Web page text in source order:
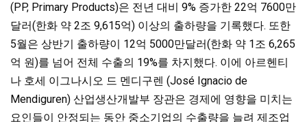
(PP, Primary Products)은 전년 대비 9% 증가한 22억 7600만
달러(한화 약 2조 9,615억) 이상의 출하량을 기록했다. 또한
5월은 상반기 출하량이 12억 5000만달러(한화 약 1조 6,265
억 원)를 넘어 전체 수출의 19%를 차지했다. 이에 아르헨티
나 호세 이그나시오 드 멘디구렌 (José Ignacio de
Mendiguren) 산업생산개발부 장관은 경제에 영향을 미치는
요인들이 안정되는 동안 중소기업의 수출량을 늘려 제조업